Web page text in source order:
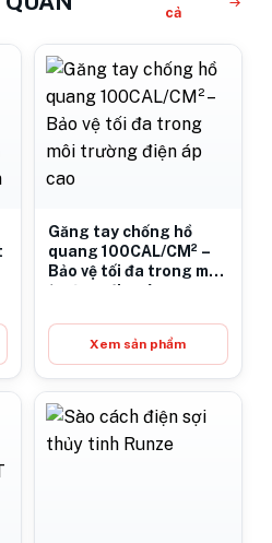
cả
Găng tay chống hồ
quang 100CAL/CM² –
Bảo vệ tối đa trong môi
trường điện áp cao
Xem sản phẩm